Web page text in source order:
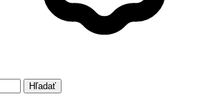
Hľadať